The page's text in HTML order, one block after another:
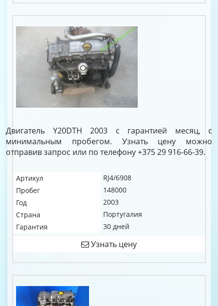
Двигатель Y20DTH 2003 с гарантией месяц, с
минимальным пробегом. Узнать цену можно
отправив запрос или по телефону +375 29 916-66-39.
Артикул
RJ4/6908
Пробег
148000
Год
2003
Страна
Португалия
Гарантия
30 дней
Узнать цену